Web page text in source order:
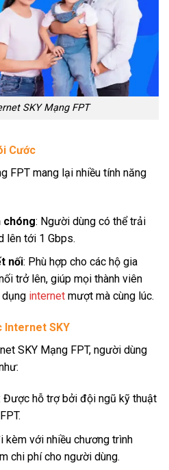
SKY Mạng FPT
Cước
FPT mang lại nhiều tính năng
chóng: Người dùng có thể trải
lên tới 1 Gbps.
nối: Phù hợp cho các hộ gia
trở lên, giúp mọi thành viên
internetmượt mà cùng lúc.
Internet SKY
SKY Mạng FPT, người dùng
Được hỗ trợ bởi đội ngũ kỹ thuật
kèm với nhiều chương trình
chi phí cho người dùng.